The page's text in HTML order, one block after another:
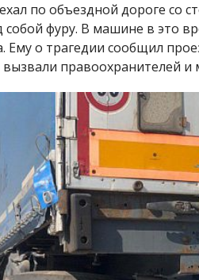
по объездной дороге со
собой фуру. В машине в это
Ему о трагедии сообщил
правоохранителей и